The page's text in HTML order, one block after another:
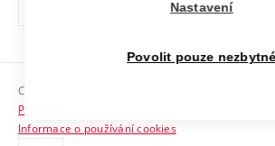
odkaz)
Sociální bezpečí
HR Award
Copyright © 2026 VUT
Prohlášení o přístupnosti
Informace o používání cookies
Nastavení
Povolit pouze nezbytné